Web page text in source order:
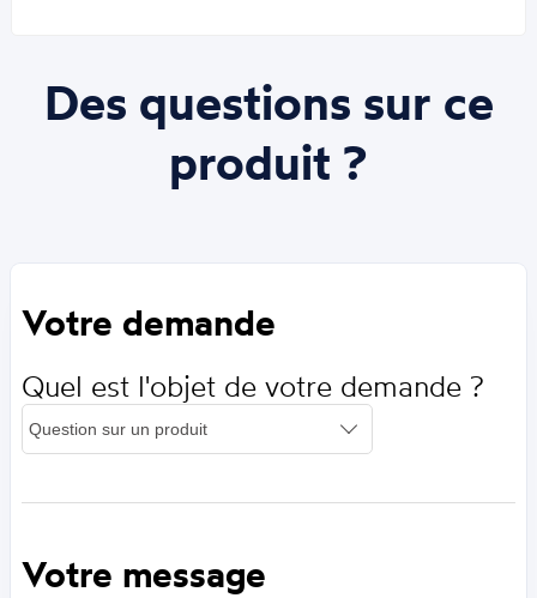
Des questions sur ce
produit ?
Votre demande
Quel est l'objet de votre demande ?
Votre message